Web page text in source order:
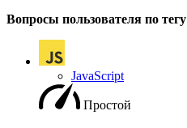
Вопросы пользователя по тегу
JavaScript
Простой